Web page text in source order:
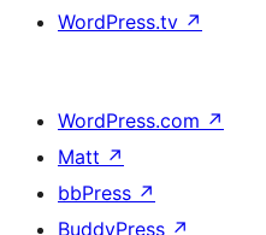
WordPress.tv ↗
WordPress.com ↗
Matt ↗
bbPress ↗
BuddyPress ↗